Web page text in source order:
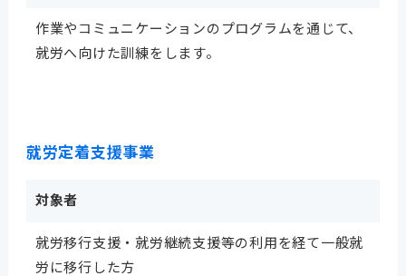
作業やコミュニケーションのプログラムを通じて、
就労へ向けた訓練をします。
就労定着支援事業
対象者
就労移行支援・就労継続支援等の利用を経て一般就
労に移行した方